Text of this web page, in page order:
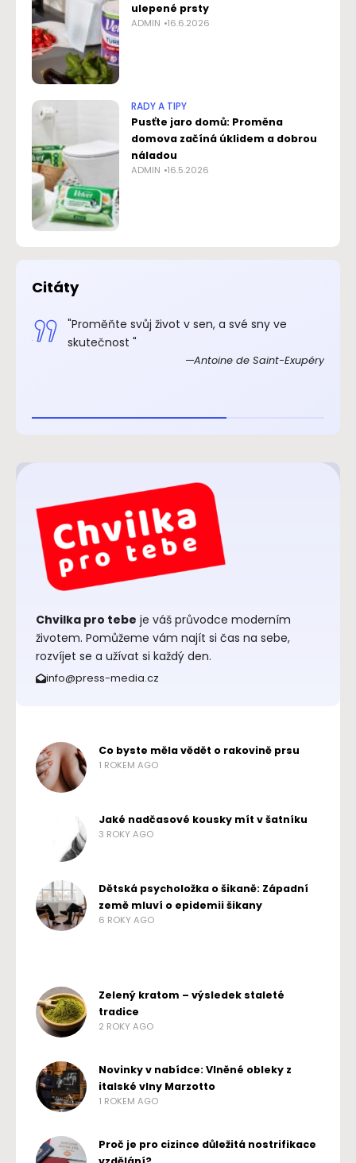
ulepené prsty
ADMIN 16.6.2026
RADY A TIPY
Pusťte jaro domů: Proměna
domova začíná úklidem a dobrou
náladou
ADMIN 16.5.2026
Citáty
"Proměňte svůj život v sen, a své sny ve
skutečnost "
Antoine de Saint-Exupéry
Chvilka pro tebe je váš průvodce moderním
životem. Pomůžeme vám najít si čas na sebe,
rozvíjet se a užívat si každý den.
info@press-media.cz
Co byste měla vědět o rakovině prsu
1 ROKEM AGO
Jaké nadčasové kousky mít v šatníku
3 ROKY AGO
Dětská psycholožka o šikaně: Západní
země mluví o epidemii šikany
6 ROKY AGO
Zelený kratom – výsledek staleté
tradice
2 ROKY AGO
Novinky v nabídce: Vlněné obleky z
italské vlny Marzotto
1 ROKEM AGO
Proč je pro cizince důležitá nostrifikace